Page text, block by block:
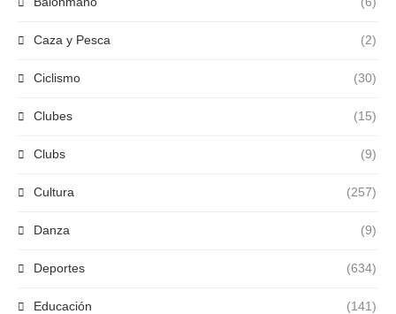
Caza y Pesca (2)
Ciclismo (30)
Clubes (15)
Clubs (9)
Cultura (257)
Danza (9)
Deportes (634)
Educación (141)